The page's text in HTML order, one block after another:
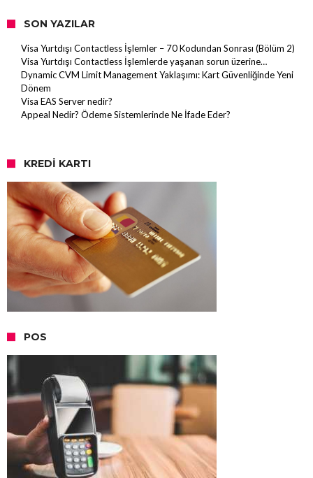
SON YAZILAR
Visa Yurtdışı Contactless İşlemler – 70 Kodundan Sonrası (Bölüm 2)
Visa Yurtdışı Contactless İşlemlerde yaşanan sorun üzerine…
Dynamic CVM Limit Management Yaklaşımı: Kart Güvenliğinde Yeni
Dönem
Visa EAS Server nedir?
Appeal Nedir? Ödeme Sistemlerinde Ne İfade Eder?
KREDI KARTI
POS